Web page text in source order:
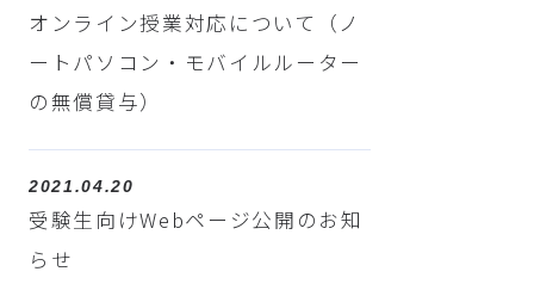
オンライン授業対応について（ノ
ートパソコン・モバイルルーター
の無償貸与）
2021.04.20
受験生向けWebページ公開のお知
らせ